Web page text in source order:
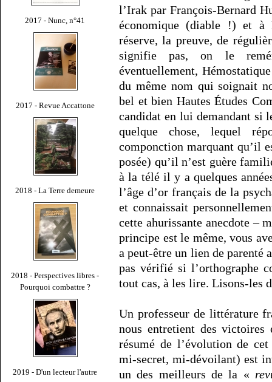
2017 - Nunc, n°41
2017 - Revue Accattone
2018 - La Terre demeure
2018 - Perspectives libres -
Pourquoi combattre ?
2019 - D'un lecteur l'autre
l’Irak par François-Bernard
économique (diable !) et à
réserve, la preuve, de
signifie pas, on le
éventuellement,
du même nom qui soignait
bel et bien Hautes Études
candidat en lui demandant si
quelque chose, lequel
componction marquant qu’il
posée) qu’il n’est guère
à la télé il y a quelques
l’âge d’or français de la
et connaissait
cette ahurissante anecdote –
principe est le même, vous
a peut-être un lien de parenté
pas vérifié si l’orthographe
tout cas, à les lire. Lisons-les
Un professeur de littérature
nous entretient des
résumé de l’évolution de
mi-secret, mi-dévoilant) est
un des meilleurs de la «